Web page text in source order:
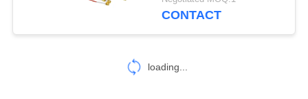
dronesignaaldetector
27
Signal Management
CONTACT
loading...